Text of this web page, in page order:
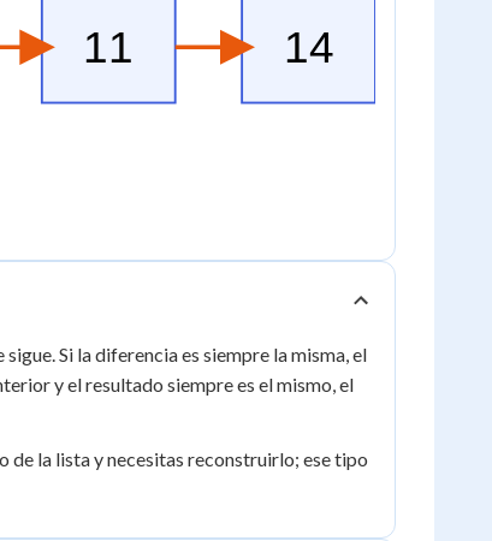
11 14
Si la diferencia es siempre la misma, el
y el resultado siempre es el mismo, el
la lista y necesitas reconstruirlo; ese tipo